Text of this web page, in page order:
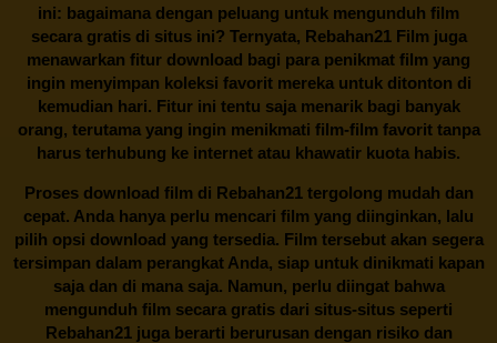
ini: bagaimana dengan peluang untuk mengunduh film
secara gratis di situs ini? Ternyata, Rebahan21 Film juga
menawarkan fitur download bagi para penikmat film yang
ingin menyimpan koleksi favorit mereka untuk ditonton di
kemudian hari. Fitur ini tentu saja menarik bagi banyak
orang, terutama yang ingin menikmati film-film favorit tanpa
harus terhubung ke internet atau khawatir kuota habis.
Proses download film di Rebahan21tergolong mudah dan
cepat. Anda hanya perlu mencari film yang diinginkan, lalu
pilih opsi download yang tersedia. Film tersebut akan segera
tersimpan dalam perangkat Anda, siap untuk dinikmati kapan
saja dan di mana saja. Namun, perlu diingat bahwa
mengunduh film secara gratis dari situs-situs seperti
Rebahan21 juga berarti berurusan dengan risiko dan